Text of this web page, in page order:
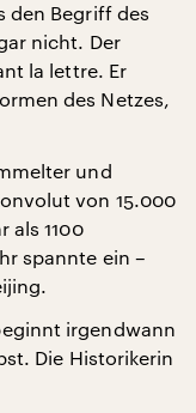
den Begriff des
nicht. Der
la lettre. Er
des Netzes,
und
von 15.000
als 1100
spannte ein –
irgendwann
Die Historikerin